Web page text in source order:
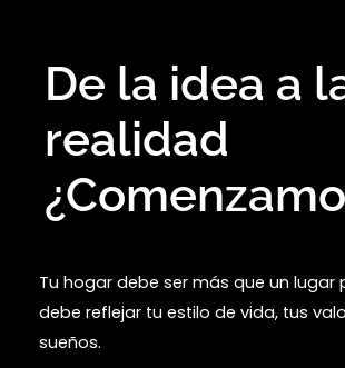
De la idea a
realidad
Tu hogar debe ser más que un lugar
debe reflejar tu estilo de vida, tus
sueños.